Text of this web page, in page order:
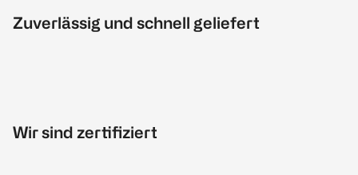
Zuverlässig und schnell geliefert
Wir sind zertifiziert